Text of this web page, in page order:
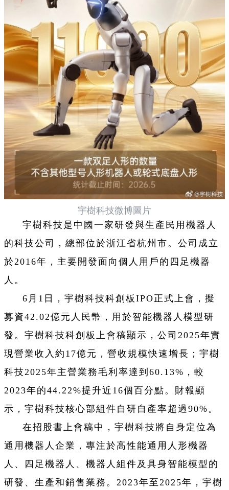
宇樹科技微博圖片
宇樹科技是中國一家研發與生產民用機器人
的科技公司，總部位於浙江省杭州市。公司成立
於2016年，主要開發面向個人用戶的四足機器
人。
6月1日，宇樹科技科創板IPO正式上會，擬
募資42.02億元人民幣，用於智能機器人模型研
發。宇樹科技科創板上會稿顯示，公司2025年實
現營業收入約17億元，營收規模快速增長；宇樹
科技2025年主營業務毛利率達到60.13%，較
2023年的44.22%提升近16個百分點。財報顯
示，宇樹科技核心部組件自研自產率超過90%。
在招股書上會稿中，宇樹科技將自身定位為
通用機器人企業，專注於高性能通用人形機器
人、四足機器人、機器人組件及具身智能模型的
研發、生產和銷售業務。2023年至2025年，宇樹